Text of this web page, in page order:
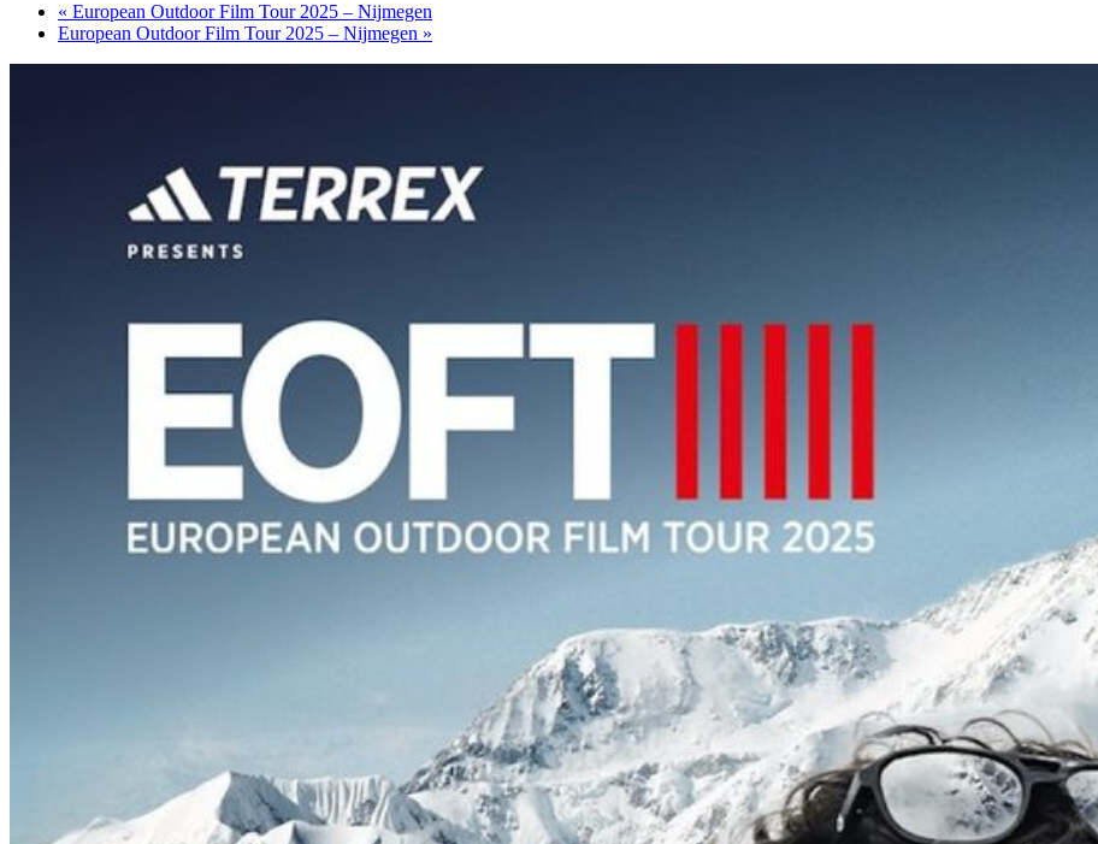
« European Outdoor Film Tour 2025 – Nijmegen
European Outdoor Film Tour 2025 – Nijmegen »